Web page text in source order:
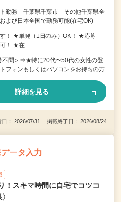
勤務 千葉県千葉市 その他千葉県全
よび日本全国で勤務可能(在宅OK)
！ ★単発（1日のみ）OK！ ★応募
可！ ★在…
不問＞⇒★特に20代〜50代の女性の登
ォンもしくはパソコンをお持ちの方
詳細を見る
日： 2026/07/31 掲載終了日： 2026/08/24
ータ入力
！スキマ時間に自宅でコツコ